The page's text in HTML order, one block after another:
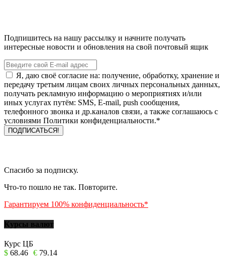
Подпишитесь на нашу рассылку и начните получать
интересные новости и обновления на свой почтовый ящик
Я, даю своё согласие на: получение, обработку, хранение и
передачу третьим лицам своих личных персональных данных,
получать рекламную информацию о мероприятиях и/или
иных услугах путём: SMS, E-mail, push сообщения,
телефонного звонка и др.каналов связи, а также соглашаюсь с
условиями Политики конфиденциальности.*
Спасибо за подписку.
Что-то пошло не так. Повторите.
Гарантируем 100% конфиденциальность*
Курсы валют
Курс ЦБ
$ 68.46 € 79.14